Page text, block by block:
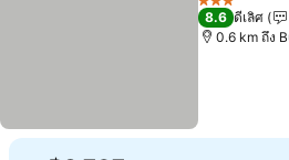
3 ดาว
8.6 ดีเลิศ
0.6 km ถึง